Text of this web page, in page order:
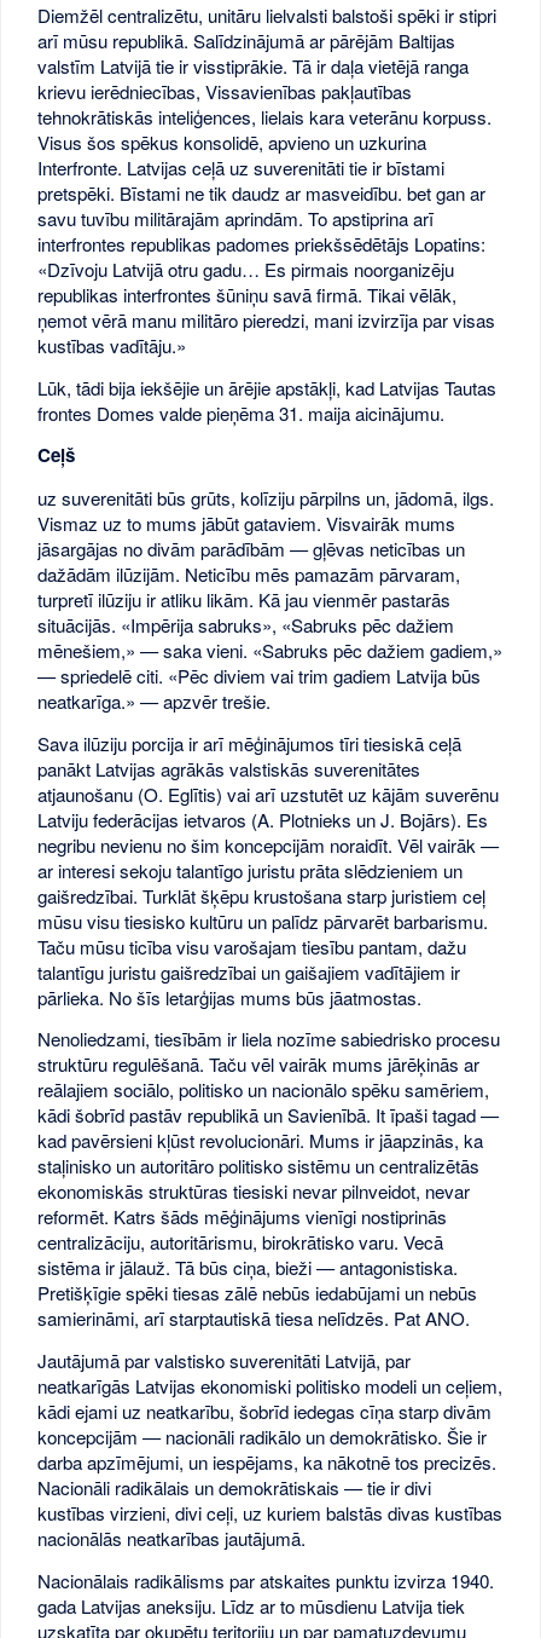
Diemžēl centralizētu, unitāru lielvalsti balstoši spēki ir stipri
arī mūsu republikā. Salīdzinājumā ar pārējām Baltijas
valstīm Latvijā tie ir visstiprākie. Tā ir daļa vietējā ranga
krievu ierēdniecības, Vissavienības pakļautības
tehnokrātiskās inteliģences, lielais kara veterānu korpuss.
Visus šos spēkus konsolidē, apvieno un uzkurina
Interfronte. Latvijas ceļā uz suverenitāti tie ir bīstami
pretspēki. Bīstami ne tik daudz ar masveidību. bet gan ar
savu tuvību militārajām aprindām. To apstiprina arī
interfrontes republikas padomes priekšsēdētājs Lopatins:
«Dzīvoju Latvijā otru gadu… Es pirmais noorganizēju
republikas interfrontes šūniņu savā firmā. Tikai vēlāk,
ņemot vērā manu militāro pieredzi, mani izvirzīja par visas
kustības vadītāju.»
Lūk, tādi bija iekšējie un ārējie apstākļi, kad Latvijas Tautas
frontes Domes valde pieņēma 31. maija aicinājumu.
Ceļš
uz suverenitāti būs grūts, kolīziju pārpilns un, jādomā, ilgs.
Vismaz uz to mums jābūt gataviem. Visvairāk mums
jāsargājas no divām parādībām — gļēvas neticības un
dažādām ilūzijām. Neticību mēs pamazām pārvaram,
turpretī ilūziju ir atliku likām. Kā jau vienmēr pastarās
situācijās. «Impērija sabruks», «Sabruks pēc dažiem
mēnešiem,» — saka vieni. «Sabruks pēc dažiem gadiem,»
— spriedelē citi. «Pēc diviem vai trim gadiem Latvija būs
neatkarīga.» — apzvēr trešie.
Sava ilūziju porcija ir arī mēģinājumos tīri tiesiskā ceļā
panākt Latvijas agrākās valstiskās suverenitātes
atjaunošanu (O. Eglītis) vai arī uzstutēt uz kājām suverēnu
Latviju federācijas ietvaros (A. Plotnieks un J. Bojārs). Es
negribu nevienu no šim koncepcijām noraidīt. Vēl vairāk —
ar interesi sekoju talantīgo juristu prāta slēdzieniem un
gaišredzībai. Turklāt šķēpu krustošana starp juristiem ceļ
mūsu visu tiesisko kultūru un palīdz pārvarēt barbarismu.
Taču mūsu ticība visu varošajam tiesību pantam, dažu
talantīgu juristu gaišredzībai un gaišajiem vadītājiem ir
pārlieka. No šīs letarģijas mums būs jāatmostas.
Nenoliedzami, tiesībām ir liela nozīme sabiedrisko procesu
struktūru regulēšanā. Taču vēl vairāk mums jārēķinās ar
reālajiem sociālo, politisko un nacionālo spēku samēriem,
kādi šobrīd pastāv republikā un Savienībā. It īpaši tagad —
kad pavērsieni kļūst revolucionāri. Mums ir jāapzinās, ka
staļinisko un autoritāro politisko sistēmu un centralizētās
ekonomiskās struktūras tiesiski nevar pilnveidot, nevar
reformēt. Katrs šāds mēģinājums vienīgi nostiprinās
centralizāciju, autoritārismu, birokrātisko varu. Vecā
sistēma ir jālauž. Tā būs ciņa, bieži — antagonistiska.
Pretišķīgie spēki tiesas zālē nebūs iedabūjami un nebūs
samierināmi, arī starptautiskā tiesa nelīdzēs. Pat ANO.
Jautājumā par valstisko suverenitāti Latvijā, par
neatkarīgās Latvijas ekonomiski politisko modeli un ceļiem,
kādi ejami uz neatkarību, šobrīd iedegas cīņa starp divām
koncepcijām — nacionāli radikālo un demokrātisko. Šie ir
darba apzīmējumi, un iespējams, ka nākotnē tos precizēs.
Nacionāli radikālais un demokrātiskais — tie ir divi
kustības virzieni, divi ceļi, uz kuriem balstās divas kustības
nacionālās neatkarības jautājumā.
Nacionālais radikālisms par atskaites punktu izvirza 1940.
gada Latvijas aneksiju. Līdz ar to mūsdienu Latvija tiek
uzskatīta par okupētu teritoriju un par pamatuzdevumu